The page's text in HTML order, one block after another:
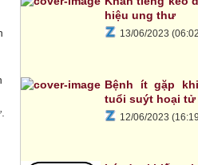
hiệu ung thư
13/06/2023
Bệnh ít gặp
tuổi suýt hoại
12/06/2023